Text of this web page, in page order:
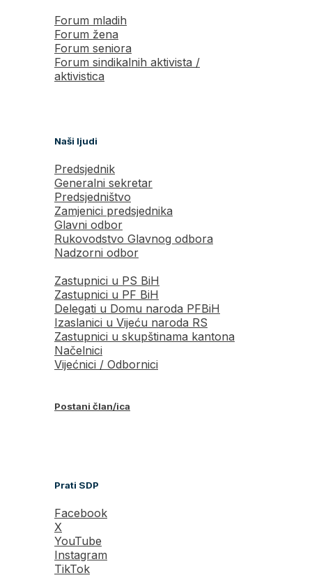
Forum mladih
Forum žena
Forum seniora
Forum sindikalnih aktivista /
aktivistica
Naši ljudi
Predsjednik
Generalni sekretar
Predsjedništvo
Zamjenici predsjednika
Glavni odbor
Rukovodstvo Glavnog odbora
Nadzorni odbor
Zastupnici u PS BiH
Zastupnici u PF BiH
Delegati u Domu naroda PFBiH
Izaslanici u Vijeću naroda RS
Zastupnici u skupštinama kantona
Načelnici
Vijećnici / Odbornici
Postani član/ica
Prati SDP
Facebook
X
YouTube
Instagram
TikTok